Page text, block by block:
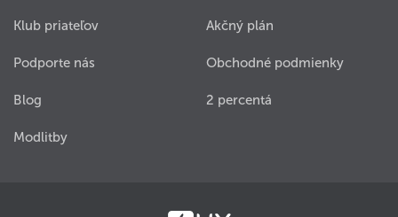
Klub priateľov
Podporte nás
Blog
Modlitby
Akčný plán
Obchodné podmienky
2 percentá